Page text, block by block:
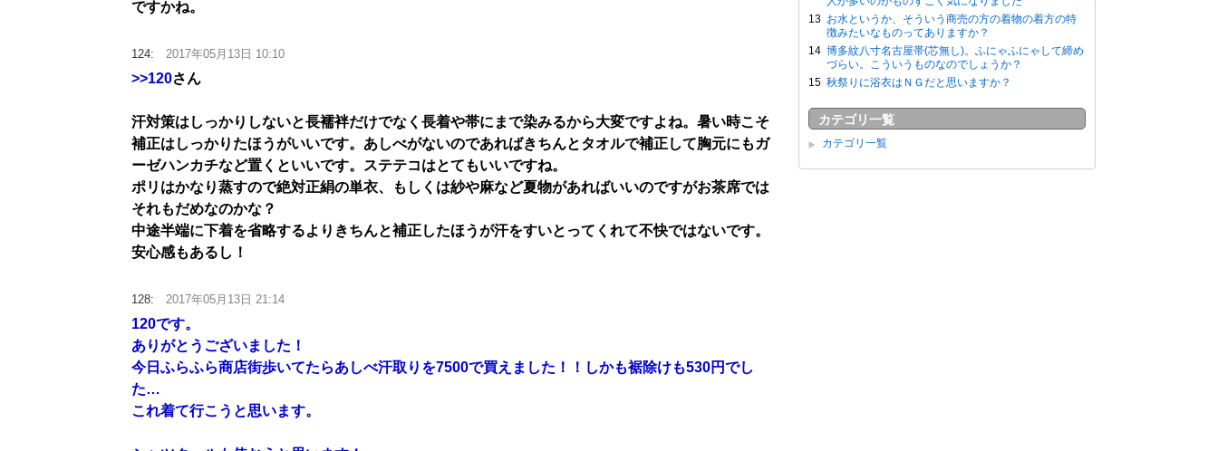
ですかね。
124: 2017年05月13日 10:10
>>120さん
汗対策はしっかりしないと長襦袢だけでなく長着や帯にまで染みるから大変ですよね。暑い時こそ
補正はしっかりたほうがいいです。あしべがないのであればきちんとタオルで補正して胸元にもガ
ーゼハンカチなど置くといいです。ステテコはとてもいいですね。
ポリはかなり蒸すので絶対正絹の単衣、もしくは紗や麻など夏物があればいいのですがお茶席では
それもだめなのかな？
中途半端に下着を省略するよりきちんと補正したほうが汗をすいとってくれて不快ではないです。
安心感もあるし！
128: 2017年05月13日 21:14
120です。
ありがとうございました！
今日ふらふら商店街歩いてたらあしべ汗取りを7500で買えました！！しかも裾除けも530円でし
た…
これ着て行こうと思います。
お水というか、そういう商売の方の着物の着方の特
徴みたいなものってありますか？
博多紋八寸名古屋帯(芯無し)。ふにゃふにゃして締め
づらい。こういうものなのでしょうか？
秋祭りに浴衣はＮＧだと思いますか？
カテゴリ一覧
カテゴリ一覧